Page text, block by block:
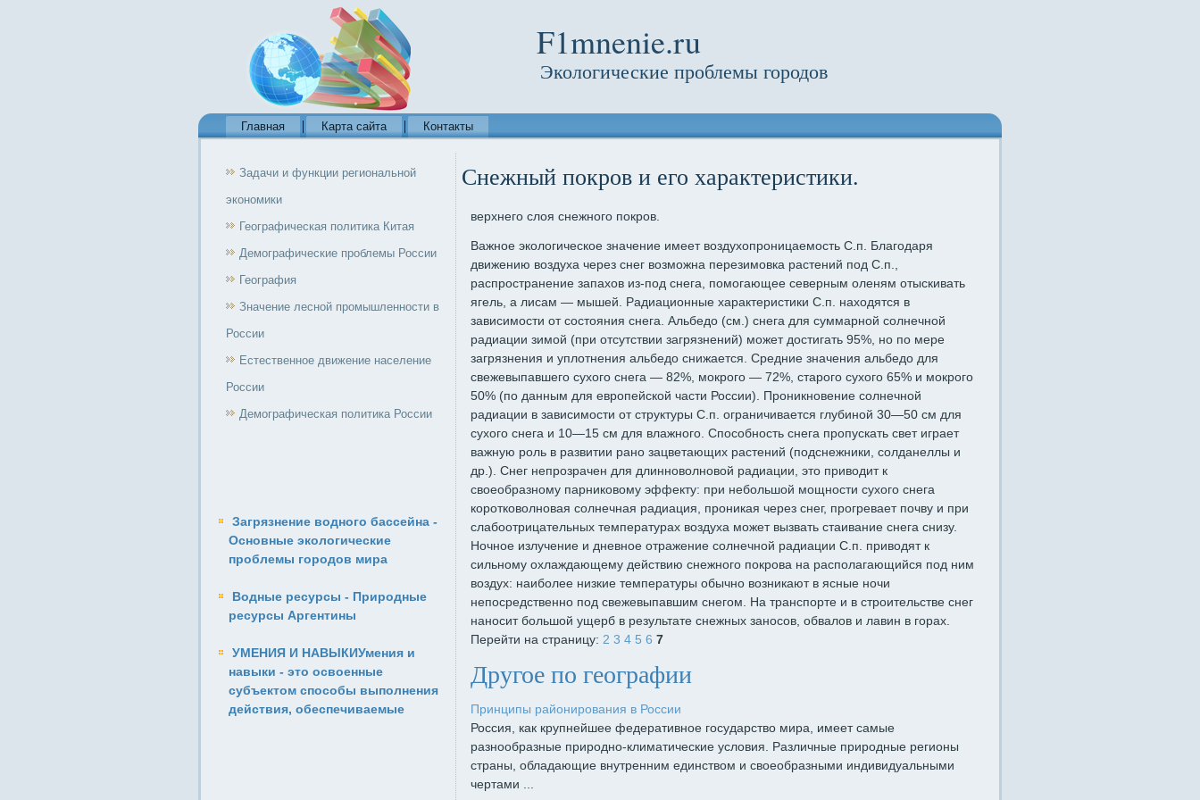
F1mnenie.ru
Экологические проблемы городов
Главная Карта сайта Контакты
Задачи и функции региональной
экономики
Географическая политика Китая
Демографические проблемы России
География
Значение лесной промышленности в
России
Естественное движение население
России
Демографическая политика России
Загрязнение водного бассейна -
Основные экологические
проблемы городов мира
Водные ресурсы - Природные
ресурсы Аргентины
УМЕНИЯ И НАВЫКИУмения и
навыки - это освоенные
субъектом способы выполнения
действия, обеспечиваемые
Снежный покров и его характеристики.
верхнего слоя снежного покров.
Важное экологическое значение имеет воздухопроницаемость С.п. Благодаря
движению воздуха через снег возможна перезимовка растений под С.п.,
распространение запахов из-под снега, помогающее северным оленям отыскивать
ягель, а лисам — мышей. Радиационные характеристики С.п. находятся в
зависимости от состояния снега. Альбедо (см.) снега для суммарной солнечной
радиации зимой (при отсутствии загрязнений) может достигать 95%, но по мере
загрязнения и уплотнения альбедо снижается. Средние значения альбедо для
свежевыпавшего сухого снега — 82%, мокрого — 72%, старого сухого 65% и мокрого
50% (по данным для европейской части России). Проникновение солнечной
радиации в зависимости от структуры С.п. ограничивается глубиной 30—50 см для
сухого снега и 10—15 см для влажного. Способность снега пропускать свет играет
важную роль в развитии рано зацветающих растений (подснежники, солданеллы и
др.). Снег непрозрачен для длинноволновой радиации, это приводит к
своеобразному парниковому эффекту: при небольшой мощности сухого снега
коротковолновая солнечная радиация, проникая через снег, прогревает почву и при
слабоотрицательных температурах воздуха может вызвать стаивание снега снизу.
Ночное излучение и дневное отражение солнечной радиации С.п. приводят к
сильному охлаждающему действию снежного покрова на располагающийся под ним
воздух: наиболее низкие температуры обычно возникают в ясные ночи
непосредственно под свежевыпавшим снегом. На транспорте и в строительстве снег
наносит большой ущерб в результате снежных заносов, обвалов и лавин в горах.
Перейти на страницу: 2 3 4 5 6 7
Другое по географии
Принципы районирования в России
Россия, как крупнейшее федеративное государство мира, имеет самые
разнообразные природно-климатические условия. Различные природные регионы
страны, обладающие внутренним единством и своеобразными индивидуальными
чертами ...